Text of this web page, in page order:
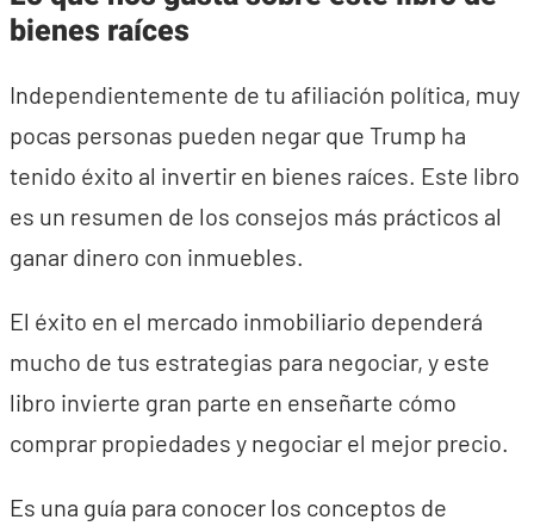
bienes raíces
Independientemente de tu afiliación política, muy
pocas personas pueden negar que Trump ha
tenido éxito al invertir en bienes raíces. Este libro
es un resumen de los consejos más prácticos al
ganar dinero con inmuebles.
El éxito en el mercado inmobiliario dependerá
mucho de tus estrategias para negociar, y este
libro invierte gran parte en enseñarte cómo
comprar propiedades y negociar el mejor precio.
Es una guía para conocer los conceptos de